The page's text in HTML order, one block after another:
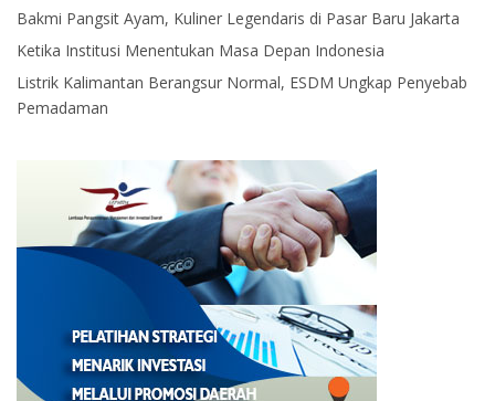
Bakmi Pangsit Ayam, Kuliner Legendaris di Pasar Baru Jakarta
Ketika Institusi Menentukan Masa Depan Indonesia
Listrik Kalimantan Berangsur Normal, ESDM Ungkap Penyebab
Pemadaman